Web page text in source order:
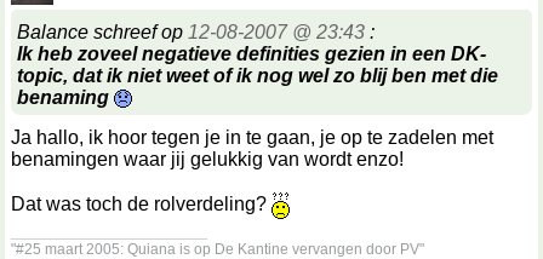
Balance schreef op 12-08-2007 @ 23:43 :
Ik heb zoveel negatieve definities gezien in een DK-
topic, dat ik niet weet of ik nog wel zo blij ben met die
benaming
Ja hallo, ik hoor tegen je in te gaan, je op te zadelen met
benamingen waar jij gelukkig van wordt enzo!
Dat was toch de rolverdeling?
"#25 maart 2005: Quiana is op De Kantine vervangen door PV"